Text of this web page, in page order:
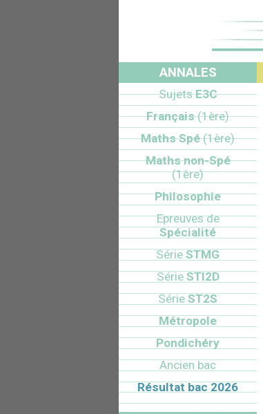
ANNALES
SujetsE3C
Français(1ère)
Maths Spé(1ère)
Maths non-Spé
(1ère)
Philosophie
Epreuves de
Spécialité
Série STMG
SérieSTI2D
Série ST2S
Métropole
Pondichéry
Ancien bac
Résultat bac 2026